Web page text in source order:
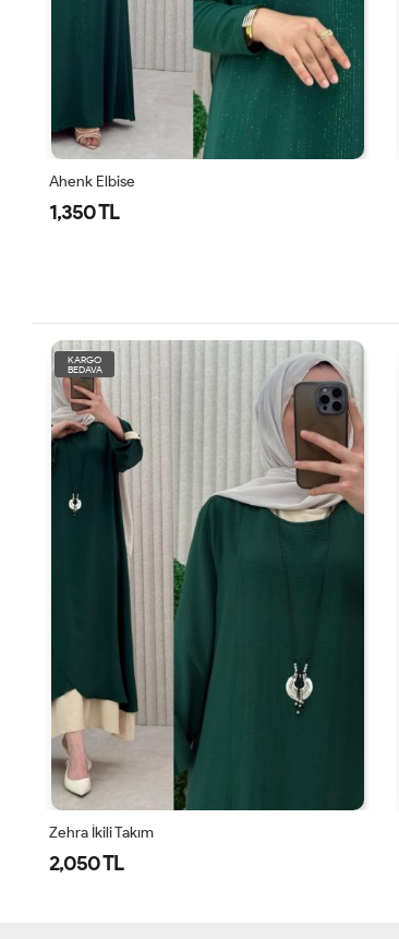
Ahenk Elbise
1,350 TL
KARGO
BEDAVA
Zehra İkili Takım
2,050 TL